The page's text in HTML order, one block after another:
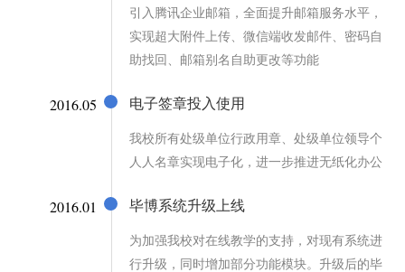
引入腾讯企业邮箱，全面提升邮箱服务水平，
实现超大附件上传、微信端收发邮件、密码自
助找回、邮箱别名自助更改等功能
2016.05 电子签章投入使用
我校所有处级单位行政用章、处级单位领导个
人人名章实现电子化，进一步推进无纸化办公
2016.01 毕博系统升级上线
为加强我校对在线教学的支持，对现有系统进
行升级，同时增加部分功能模块。升级后的毕